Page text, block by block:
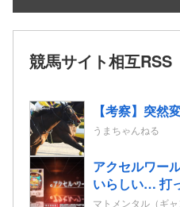
競馬サイト相互RSS
【考察】突然
うまちゃんねる
アクセルワー
いらしい… 打
が誕生した。
マトメンタル（ギャ